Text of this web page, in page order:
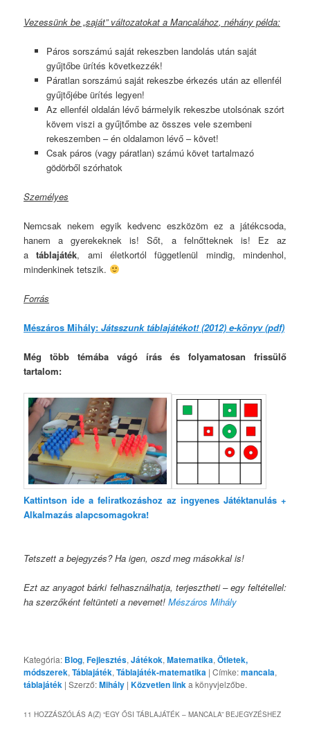
Vezessünk be „saját” változatokat aMancalához, néhány példa:
Páros sorszámú saját rekeszben landolás után saját
gyűjtőbe ürítés következzék!
Páratlan sorszámú saját rekeszbe érkezés után az ellenfél
gyűjtőjébe ürítés legyen!
Az ellenfél oldalán lévő bármelyik rekeszbe utolsónak szórt
kövem viszi a gyűjtőmbe az összes vele szembeni
rekeszemben – én oldalamon lévő – követ!
Csak páros (vagy páratlan) számú követ tartalmazó
gödörből szórhatok
Személyes
Nemcsak nekem egyik kedvenc eszközöm ez a játékcsoda,
hanem a gyerekeknek is! Sőt, a felnőtteknek is! Ez az
atáblajáték, ami életkortól függetlenül mindig, mindenhol,
mindenkinek tetszik.
Forrás
Mészáros Mihály:Játsszunk táblajátékot! (2012) e-könyv (pdf)
Még több témába vágó írás és folyamatosan frissülő
tartalom:
Kattintson ide a feliratkozáshoz az ingyenes Játéktanulás +
Alkalmazás alapcsomagokra!
Tetszett a bejegyzés? Ha igen, oszd meg másokkal is!
Ezt az anyagot bárki felhasználhatja, terjesztheti – egy feltétellel:
ha szerzőként feltünteti a nevemet!Mészáros Mihály
Kategória: Blog,Fejlesztés,Játékok,Matematika,Ötletek,
módszerek,Táblajáték,Táblajáték-matematika | Címke:mancala,
táblajáték | Szerző:Mihály |Közvetlen linka könyvjelzőbe.
11 HOZZÁSZÓLÁS A(Z) “EGY ŐSI TÁBLAJÁTÉK – MANCALA” BEJEGYZÉSHEZ